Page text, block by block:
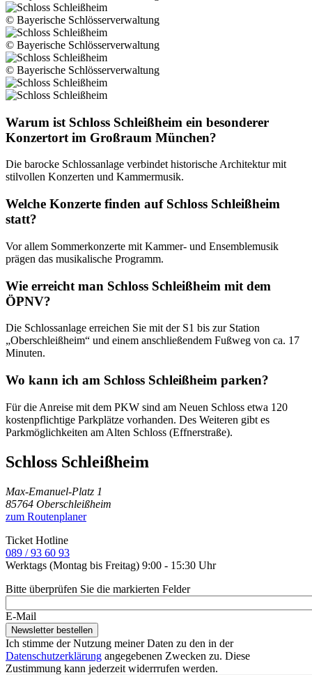
© Bayerische Schlösserverwaltung
© Bayerische Schlösserverwaltung
© Bayerische Schlösserverwaltung
Warum ist Schloss Schleißheim ein besonderer
Konzertort im Großraum München?
Die barocke Schlossanlage verbindet historische Architektur mit
stilvollen Konzerten und Kammermusik.
Welche Konzerte finden auf Schloss Schleißheim
statt?
Vor allem Sommerkonzerte mit Kammer- und Ensemblemusik
prägen das musikalische Programm.
Wie erreicht man Schloss Schleißheim mit dem
ÖPNV?
Die Schlossanlage erreichen Sie mit der S1 bis zur Station
„Oberschleißheim“ und einem anschließendem Fußweg von ca. 17
Minuten.
Wo kann ich am Schloss Schleißheim parken?
Für die Anreise mit dem PKW sind am Neuen Schloss etwa 120
kostenpflichtige Parkplätze vorhanden. Des Weiteren gibt es
Parkmöglichkeiten am Alten Schloss (Effnerstraße).
Schloss Schleißheim
Max-Emanuel-Platz 1
85764 Oberschleißheim
zum Routenplaner
Ticket Hotline
089 / 93 60 93
Werktags (Montag bis Freitag) 9:00 - 15:30 Uhr
Bitte überprüfen Sie die markierten Felder
E-Mail
Ich stimme der Nutzung meiner Daten zu den in der
Datenschutzerklärung angegebenen Zwecken zu. Diese
Zustimmung kann jederzeit widerrrufen werden.